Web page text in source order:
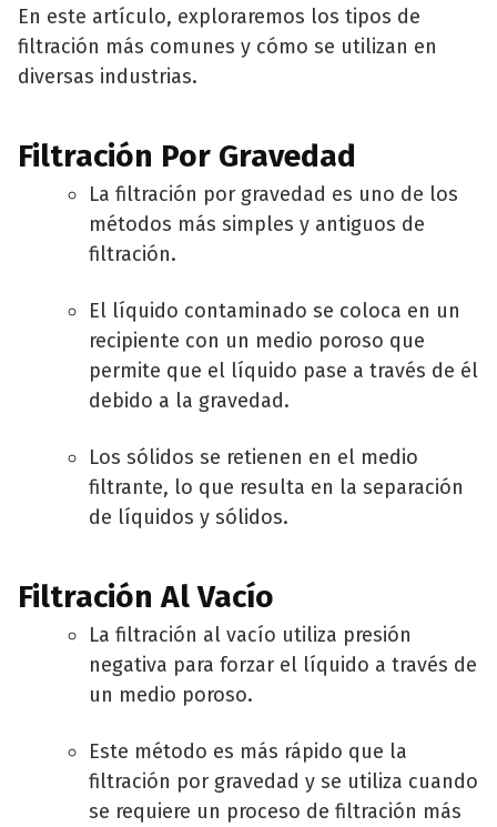
En este artículo, exploraremos los tipos de
filtración más comunes y cómo se utilizan en
diversas industrias.
Filtración Por Gravedad
La filtración por gravedad es uno de los
métodos más simples y antiguos de
filtración.
El líquido contaminado se coloca en un
recipiente con un medio poroso que
permite que el líquido pase a través de él
debido a la gravedad.
Los sólidos se retienen en el medio
filtrante, lo que resulta en la separación
de líquidos y sólidos.
Filtración Al Vacío
La filtración al vacío utiliza presión
negativa para forzar el líquido a través de
un medio poroso.
Este método es más rápido que la
filtración por gravedad y se utiliza cuando
se requiere un proceso de filtración más